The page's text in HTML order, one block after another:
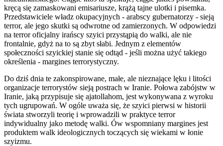
kręcą się zamaskowani emisariusze, krążą tajne ulotki i pisemka.
Przedstawiciele władz okupacyjnych - arabscy gubernatorzy - sieją
terror, ale jego skutki są odwrotne od zamierzonych. W odpowiedzi
na terror oficjalny irańscy szyici przystąpią do walki, ale nie
frontalnie, gdyż na to są zbyt słabi. Jednym z elementów
społeczności szyickiej stanie się odtąd - jeśli można użyć takiego
określenia - margines terrorystyczny.
Do dziś dnia te zakonspirowane, małe, ale nieznające lęku i litości
organizacje terrorystów sieją postrach w Iranie. Połowa zabójstw w
Iranie, jaką przypisuje się ajatollahom, jest wykonywana z wyroku
tych ugrupowań. W ogóle uważa się, że szyici pierwsi w historii
świata stworzyli teorię i wprowadzili w praktyce terror
indywidualny jako metodę walki. Ów wspomniany margines jest
produktem walk ideologicznych toczących się wiekami w łonie
szyizmu.